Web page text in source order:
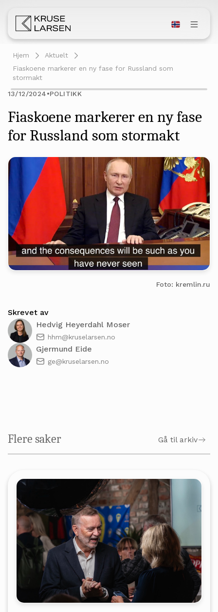
Hjem
Aktuelt
Fiaskoene markerer en ny fase for Russland som
stormakt
13/12/2024•POLITIKK
Fiaskoene markerer en ny fase
for Russland som stormakt
Foto: kremlin.ru
Skrevet av
Hedvig Heyerdahl Moser
hhm@kruselarsen.no
Gjermund Eide
ge@kruselarsen.no
Flere saker Gå til arkiv